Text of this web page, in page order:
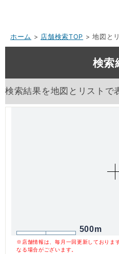
ホーム > 店舗検索TOP > 地図と
検索
検索結果を地図とリストで
500m
※店舗情報は、毎月一回更新しておりま
なる場合がございます。